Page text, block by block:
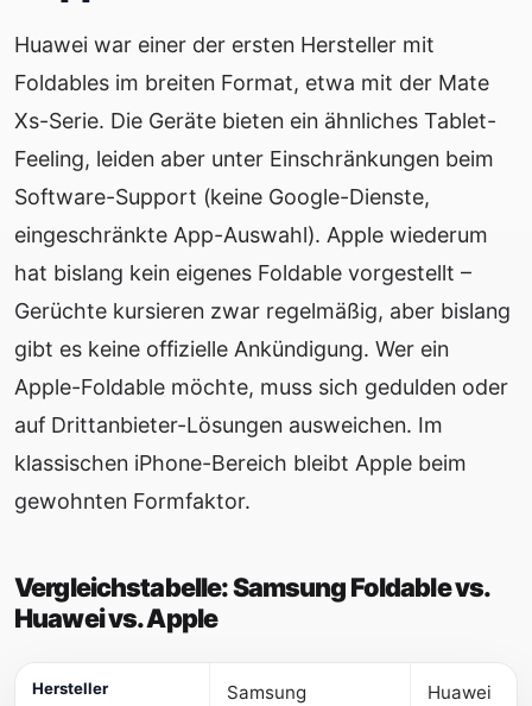
Huawei war einer der ersten Hersteller mit
Foldables im breiten Format, etwa mit der Mate
Xs-Serie. Die Geräte bieten ein ähnliches Tablet-
Feeling, leiden aber unter Einschränkungen beim
Software-Support (keine Google-Dienste,
eingeschränkte App-Auswahl). Apple wiederum
hat bislang kein eigenes Foldable vorgestellt –
Gerüchte kursieren zwar regelmäßig, aber bislang
gibt es keine offizielle Ankündigung. Wer ein
Apple-Foldable möchte, muss sich gedulden oder
auf Drittanbieter-Lösungen ausweichen. Im
klassischen iPhone-Bereich bleibt Apple beim
gewohnten Formfaktor.
Vergleichstabelle: Samsung Foldable vs.
Huawei vs. Apple
Hersteller Samsung Huawei